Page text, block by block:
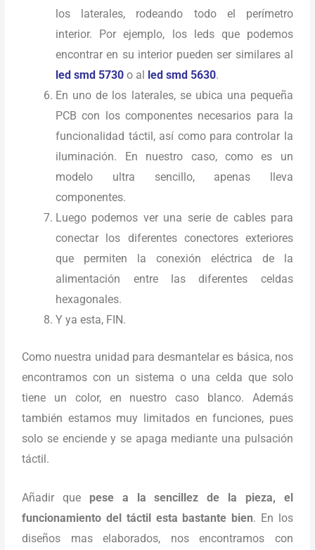
los laterales, rodeando todo el perímetro
interior. Por ejemplo, los leds que podemos
encontrar en su interior pueden ser similares al
led smd 5730 o al led smd 5630.
En uno de los laterales, se ubica una pequeña
PCB con los componentes necesarios para la
funcionalidad táctil, así como para controlar la
iluminación. En nuestro caso, como es un
modelo ultra sencillo, apenas lleva
componentes.
Luego podemos ver una serie de cables para
conectar los diferentes conectores exteriores
que permiten la conexión eléctrica de la
alimentación entre las diferentes celdas
hexagonales.
Y ya esta, FIN.
Como nuestra unidad para desmantelar es básica, nos
encontramos con un sistema o una celda que solo
tiene un color, en nuestro caso blanco. Además
también estamos muy limitados en funciones, pues
solo se enciende y se apaga mediante una pulsación
táctil.
Añadir que pese a la sencillez de la pieza, el
funcionamiento del táctil esta bastante bien. En los
diseños mas elaborados, nos encontramos con